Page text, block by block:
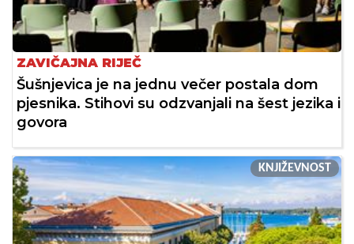
ZAVIČAJNA RIJEČ
Šušnjevica je na jednu večer postala dom
pjesnika. Stihovi su odzvanjali na šest jezika i
govora
KNJIŽEVNOST